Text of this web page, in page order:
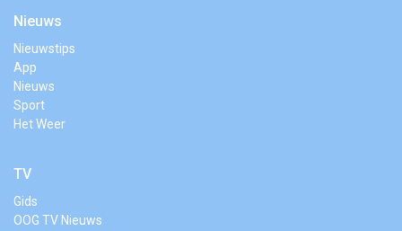
Nieuws
Nieuwstips
App
Nieuws
Sport
Het Weer
TV
Gids
OOG TV Nieuws